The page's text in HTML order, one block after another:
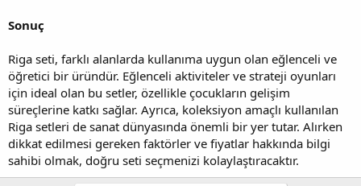
Sonuç
Riga seti, farklı alanlarda kullanıma uygun olan eğlenceli ve
öğretici bir üründür. Eğlenceli aktiviteler ve strateji oyunları
için ideal olan bu setler, özellikle çocukların gelişim
süreçlerine katkı sağlar. Ayrıca, koleksiyon amaçlı kullanılan
Riga setleri de sanat dünyasında önemli bir yer tutar. Alırken
dikkat edilmesi gereken faktörler ve fiyatlar hakkında bilgi
sahibi olmak, doğru seti seçmenizi kolaylaştıracaktır.